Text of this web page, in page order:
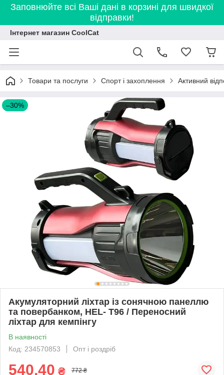
Заповнюйте всі Ваші дані в корзині для швидкої
відправки!
Інтернет магазин CoolCat
Товари та послуги Спорт і захоплення Активний
–30%
Акумуляторний ліхтар із сонячною панеллю
та повербанком, HEL- T96 / Переносний
ліхтар для кемпінгу
В наявності
Код: 234570853
Опт і роздріб
540,40 ₴ 772 ₴